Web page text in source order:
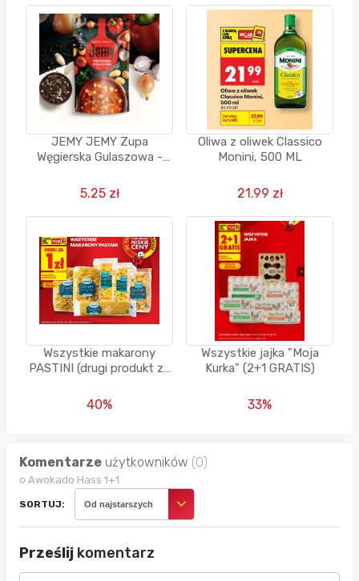
JEMY JEMY Zupa
Węgierska Gulaszowa -
kwadrans
5.25 zł
Oliwa z oliwek Classico
Monini, 500 ML
21.99 zł
Wszystkie makarony
PASTINI (drugi produkt za
40%
Wszystkie jajka "Moja
Kurka" (2+1 GRATIS)
33%
Komentarze użytkowników (0)
o Awokado Hass 1+1
SORTUJ: Od najstarszych
Prześlij komentarz